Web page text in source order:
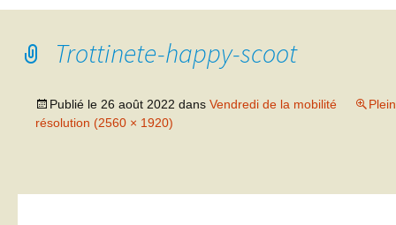
Trottinete-happy-scoot
Publié le 26 août 2022 dans Vendredi de la mobilité
résolution (2560 × 1920)